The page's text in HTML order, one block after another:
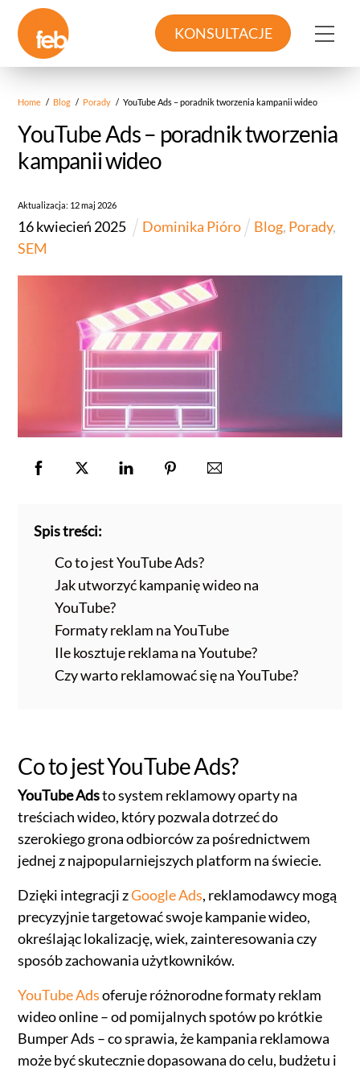
content
KONSULTACJE
Home / Blog / Porady / YouTube Ads – poradnik tworzenia kampanii wideo
YouTube Ads – poradnik tworzenia
kampanii wideo
Aktualizacja: 12maj 2026
16kwiecień 2025 Dominika Pióro Blog, Porady,
SEM
Spis treści:
Co to jest YouTube Ads?
Jak utworzyć kampanię wideo na
YouTube?
Formaty reklam na YouTube
Ile kosztuje reklama na Youtube?
Czy warto reklamować się na YouTube?
Co to jest YouTube Ads?
YouTube Adsto system reklamowy oparty na
treściach wideo, który pozwala dotrzeć do
szerokiego grona odbiorców za pośrednictwem
jednej z najpopularniejszych platform na świecie.
Dzięki integracji zGoogle Ads, reklamodawcy mogą
precyzyjnie targetować swoje kampanie wideo,
określając lokalizację, wiek, zainteresowania czy
sposób zachowania użytkowników.
YouTube Adsoferuje różnorodne formaty reklam
wideo online – od pomijalnych spotów po krótkie
Bumper Ads – co sprawia, że kampania reklamowa
może być skutecznie dopasowana do celu, budżetu i